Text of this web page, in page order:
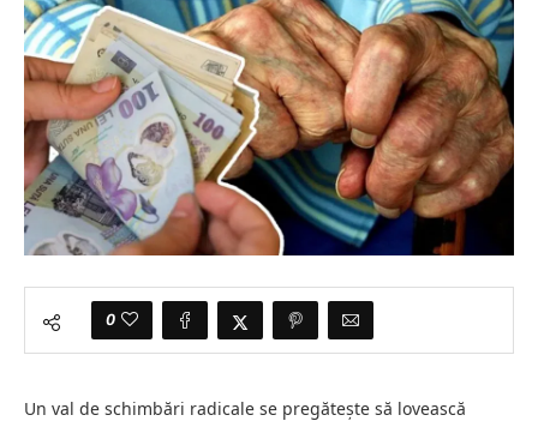
0
Un val de schimbări radicale se pregătește să lovească